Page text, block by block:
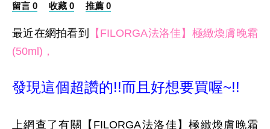
留言 0 收藏 0 推薦 0
最近在網拍看到
【FILORGA法洛佳】極緻煥膚晚霜
(50ml)，
發現這個超讚的!!而且好想要買喔~!!
上網查了有關【FILORGA法洛佳】極緻煥膚晚霜